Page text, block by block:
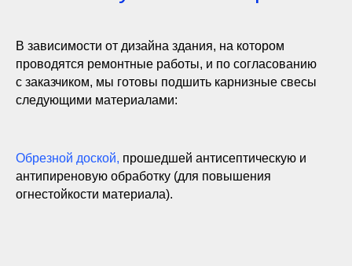
В зависимости от дизайна здания, на котором
проводятся ремонтные работы, и по согласованию
с заказчиком, мы готовы подшить карнизные свесы
следующими материалами:
Обрезной доской, прошедшей антисептическую и
антипиреновую обработку (для повышения
огнестойкости материала).